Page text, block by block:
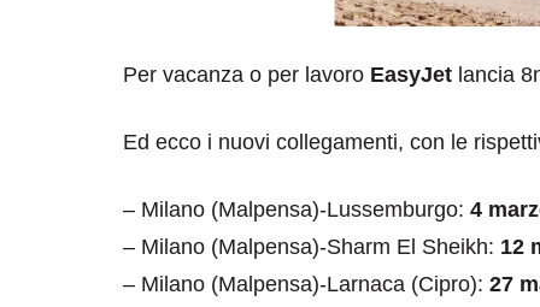
Per vacanza o per lavoro EasyJet lancia
Ed ecco i nuovi collegamenti, con le
– Milano (Malpensa)-Lussemburgo: 4
– Milano (Malpensa)-Sharm El Sheikh: 12
– Milano (Malpensa)-Larnaca (Cipro): 27